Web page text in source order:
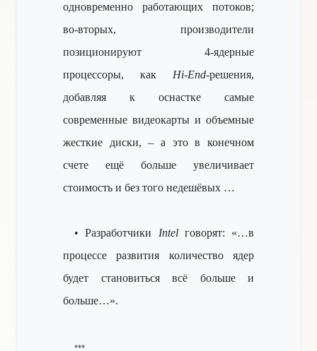
одновременно работающих потоков;
во-вторых, производители
позиционируют 4-ядерные
процессоры, как Hi-End-решения,
добавляя к оснастке
самые
современные видеокарты и объемные
жесткие диски, – а это в конечном
счете ещё больше увеличивает
стоимость и без того недешёвых …
• Разработчики Intelговорят: «…в
процессе развития количество ядер
будет становиться всё больше и
больше…».
***